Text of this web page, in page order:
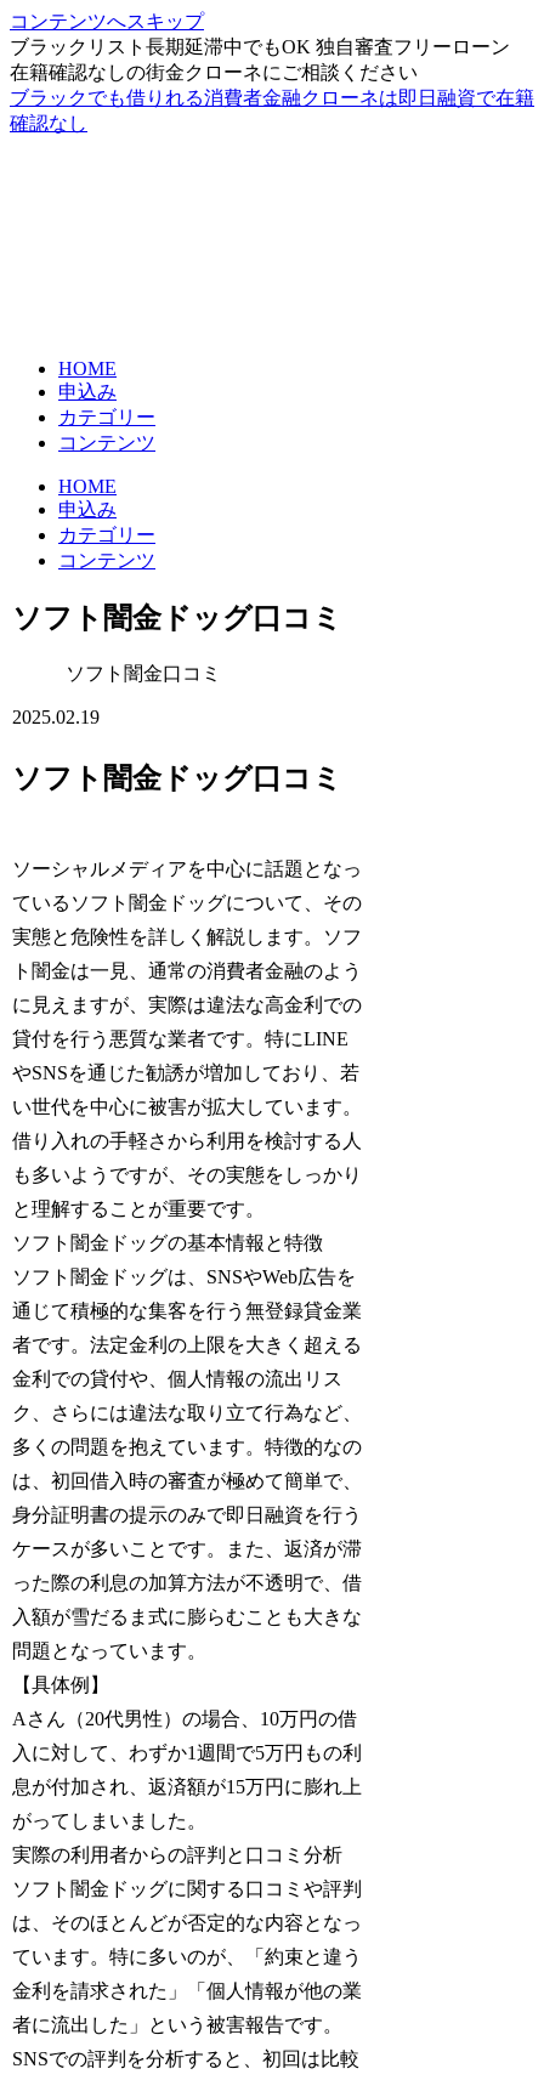
コンテンツへスキップ
ブラックリスト長期延滞中でもOK 独自審査フリーローン
在籍確認なしの街金クローネにご相談ください
ブラックでも借りれる消費者金融クローネは即日融資で在籍
確認なし
HOME
申込み
カテゴリー
コンテンツ
HOME
申込み
カテゴリー
コンテンツ
ソフト闇金ドッグ口コミ
ソフト闇金口コミ
2025.02.19
ソフト闇金ドッグ口コミ
ソーシャルメディアを中心に話題となっ
ているソフト闇金ドッグについて、その
実態と危険性を詳しく解説します。ソフ
ト闇金は一見、通常の消費者金融のよう
に見えますが、実際は違法な高金利での
貸付を行う悪質な業者です。特にLINE
やSNSを通じた勧誘が増加しており、若
い世代を中心に被害が拡大しています。
借り入れの手軽さから利用を検討する人
も多いようですが、その実態をしっかり
と理解することが重要です。
ソフト闇金ドッグの基本情報と特徴
ソフト闇金ドッグは、SNSやWeb広告を
通じて積極的な集客を行う無登録貸金業
者です。法定金利の上限を大きく超える
金利での貸付や、個人情報の流出リス
ク、さらには違法な取り立て行為など、
多くの問題を抱えています。特徴的なの
は、初回借入時の審査が極めて簡単で、
身分証明書の提示のみで即日融資を行う
ケースが多いことです。また、返済が滞
った際の利息の加算方法が不透明で、借
入額が雪だるま式に膨らむことも大きな
問題となっています。
【具体例】
Aさん（20代男性）の場合、10万円の借
入に対して、わずか1週間で5万円もの利
息が付加され、返済額が15万円に膨れ上
がってしまいました。
実際の利用者からの評判と口コミ分析
ソフト闇金ドッグに関する口コミや評判
は、そのほとんどが否定的な内容となっ
ています。特に多いのが、「約束と違う
金利を請求された」「個人情報が他の業
者に流出した」という被害報告です。
SNSでの評判を分析すると、初回は比較